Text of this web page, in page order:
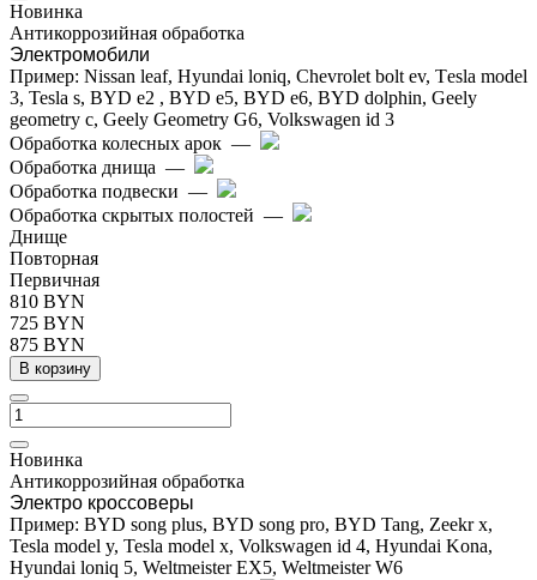
Новинка
Антикоррозийная обработка
Электромобили
Пример: Nissan leaf, Hyundai loniq, Chevrolet bolt ev, Тesla model
3, Tesla s, BYD e2 , BYD e5, BYD e6, BYD dolphin, Geely
geometry c, Geely Geometry G6, Volkswagen id 3
Обработка колесных арок —
Обработка днища —
Обработка подвески —
Обработка скрытых полостей —
Днище
Повторная
Первичная
810 BYN
725 BYN
875 BYN
В корзину
Новинка
Антикоррозийная обработка
Электро кроссоверы
Пример: BYD song plus, BYD song pro, BYD Tang, Zeekr x,
Tesla model y, Tesla model x, Volkswagen id 4, Hyundai Kona,
Hyundai loniq 5, Weltmeister EX5, Weltmeister W6